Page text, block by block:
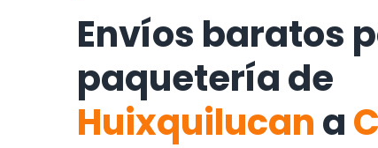
Envíos baratos
paquetería de
Huixquilucana